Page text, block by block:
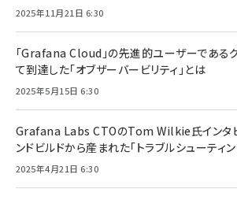
2025年11月21日 6:30
「Grafana Cloud」の先進的ユーザーである
て到達した「オブザーバービリティ」とは
2025年5月15日 6:30
Grafana Labs CTOのTom Wilkie氏インタビ
ンドビルドから産まれた「トラブルシューティ
2025年4月21日 6:30